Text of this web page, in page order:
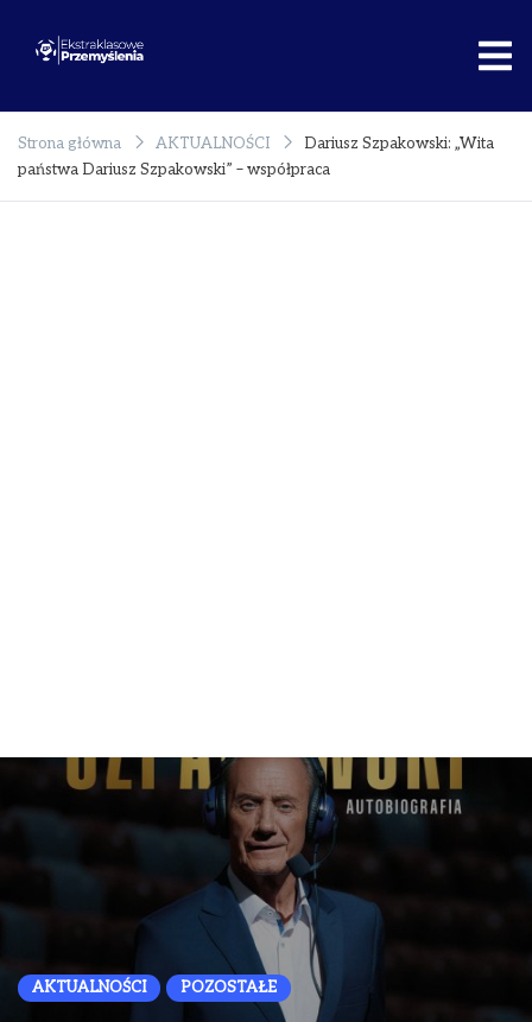
Przemyślenia
Strona główna AKTUALNOŚCI
Dariusz Szpakowski: „Wita
państwa Dariusz Szpakowski” – współpraca
AKTUALNOŚCI POZOSTAŁE